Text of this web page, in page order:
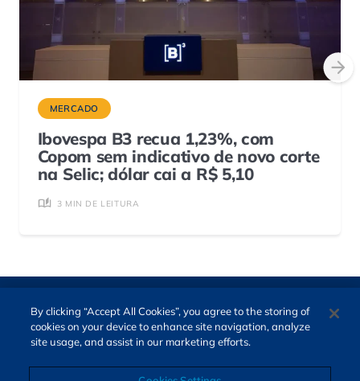
MERCADO
Ibovespa B3 recua 1,23%, com
Copom sem indicativo de novo corte
na Selic; dólar cai a R$ 5,10
3 MIN DE LEITURA
By clicking “Accept All Cookies”, you agree to the storing of
cookies on your device to enhance site navigation, analyze
site usage, and assist in our marketing efforts.